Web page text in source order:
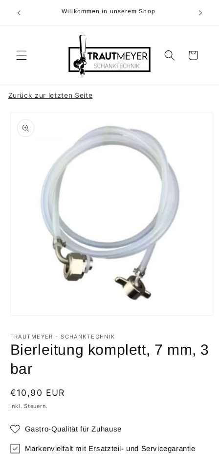
zum
Willkommen in unserem Shop
Warenkorb
Zurück zur letzten Seite
in
Modal
öffnen
TRAUTMEYER - SCHANKTECHNIK
Bierleitung komplett, 7 mm, 3
bar
Normaler
Preis
€10,90 EUR
Inkl. Steuern.
Gastro-Qualität für Zuhause
Markenvielfalt mit Ersatzteil- und Servicegarantie